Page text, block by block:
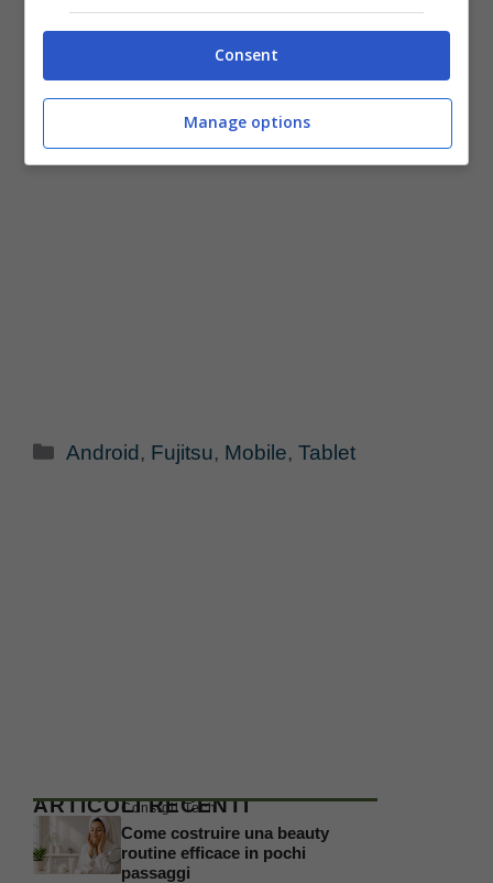
Categorie
Android , Fujitsu, Mobile,Tablet
ARTICOLI RECENTI
Consigli Tech
Come costruire una beauty
routine efficace in pochi
passaggi
Consent
Manage options